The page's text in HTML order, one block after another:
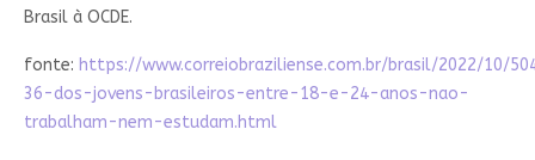
Brasil à OCDE.
fonte: https://www.correiobraziliense.com.br/brasil/2022/10/
36-dos-jovens-brasileiros-entre-18-e-24-anos-nao-
trabalham-nem-estudam.html